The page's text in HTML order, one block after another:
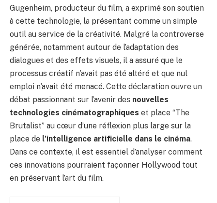
Gugenheim, producteur du film, a exprimé son soutien
à cette technologie, la présentant comme un simple
outil au service de la créativité. Malgré la controverse
générée, notamment autour de l’adaptation des
dialogues et des effets visuels, il a assuré que le
processus créatif n’avait pas été altéré et que nul
emploi n’avait été menacé. Cette déclaration ouvre un
débat passionnant sur l’avenir des nouvelles
technologies cinématographiques et place “The
Brutalist” au cœur d’une réflexion plus large sur la
place de l’intelligence artificielle dans le cinéma.
Dans ce contexte, il est essentiel d’analyser comment
ces innovations pourraient façonner Hollywood tout
en préservant l’art du film.